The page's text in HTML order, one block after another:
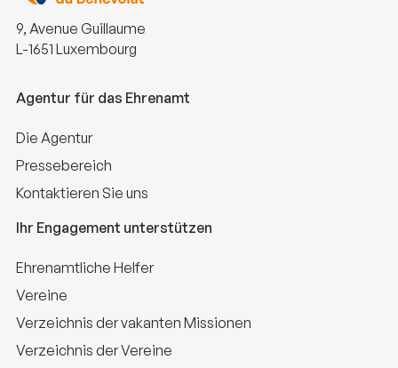
9, Avenue Guillaume
L-1651 Luxembourg
Agentur für das Ehrenamt
Die Agentur
Pressebereich
Kontaktieren Sie uns
Ihr Engagement unterstützen
Ehrenamtliche Helfer
Vereine
Verzeichnis der vakanten Missionen
Verzeichnis der Vereine